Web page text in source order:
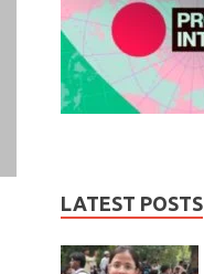
LATEST POSTS